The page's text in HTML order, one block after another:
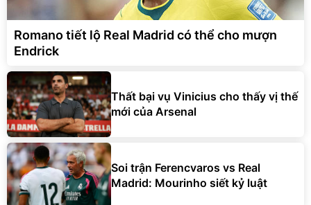
Romano tiết lộ Real Madrid có thể cho mượn
Endrick
Thất bại vụ Vinicius cho thấy vị thế
mới của Arsenal
Soi trận Ferencvaros vs Real
Madrid: Mourinho siết kỷ luật